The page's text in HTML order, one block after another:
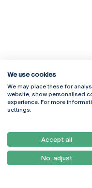
Rua Diogo Botelho 1327
4169-005 Porto
+351 226 196 240
We use cookies
We may place these for
website, show personalised
experience. For more
settings.
Accept all
No, adjust